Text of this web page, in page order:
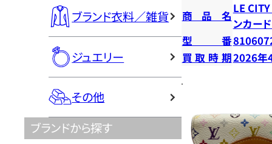
ブランド衣料／雑貨
ジュエリー
その他
ブランドから探す
商品名
LE
ンカー
型番
買取時期2026年